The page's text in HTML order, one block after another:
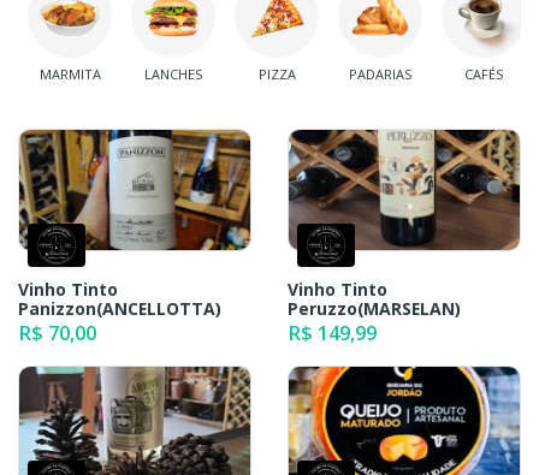
MARMITA LANCHES PIZZA PADARIAS CAFÉS
Vinho Tinto
Panizzon(ANCELLOTTA)
R$ 70,00
Vinho Tinto
Peruzzo(MARSELAN)
R$ 149,99